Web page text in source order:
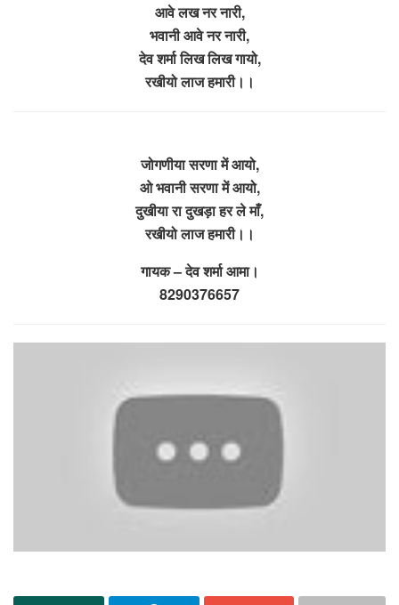
आवे लख नर नारी,
भवानी आवे नर नारी,
देव शर्मा लिख लिख गायो,
रखीयो लाज हमारी।।
जोगणीया सरणा में आयो,
ओ भवानी सरणा में आयो,
दुखीया रा दुखड़ा हर ले माँ,
रखीयो लाज हमारी।।
गायक – देव शर्मा आमा।
8290376657